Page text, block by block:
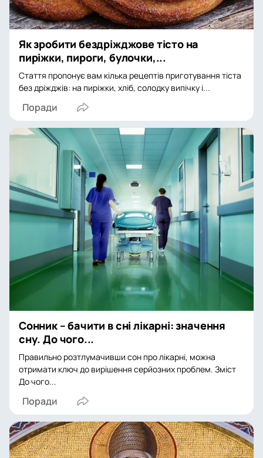
Як зробити бездріжджове тісто на
пиріжки, пироги, булочки,...
Стаття пропонує вам кілька рецептів приготування тіста
без дріжджів: на пиріжки, хліб, солодку випічку і...
Поради
Сонник – бачити в сні лікарні: значення
сну. До чого...
Правильно розтлумачивши сон про лікарні, можна
отримати ключ до вирішення серйозних проблем. Зміст
До чого...
Поради